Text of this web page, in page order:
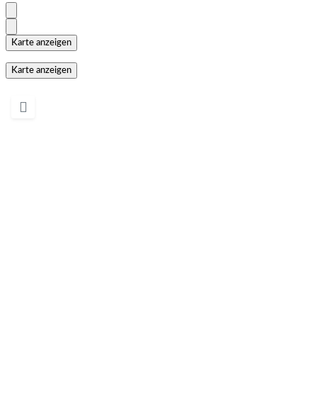
Karte anzeigen
Karte anzeigen